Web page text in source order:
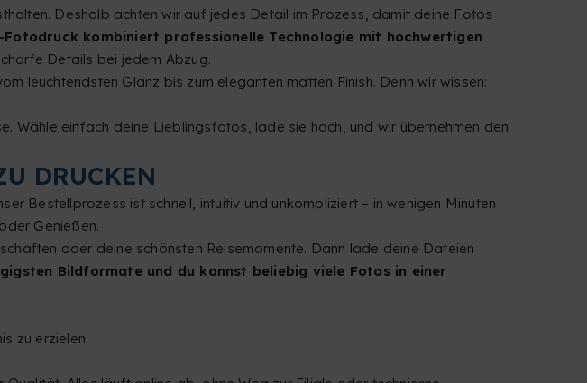
Deshalb achten wir auf jedes Detail im Prozess, damit deine Fotos
Fotodruck kombiniert professionelle Technologie mit hochwertigen
Details bei jedem Abzug.
leuchtendsten Glanz bis zum eleganten matten Finish. Denn wir wissen:
einfach deine Lieblingsfotos, lade sie hoch, und wir übernehmen den
DRUCKEN
Bestellprozess ist schnell, intuitiv und unkompliziert – in wenigen Minuten
Genießen.
oder deine schönsten Reisemomente. Dann lade deine Dateien
Bildformate und du kannst beliebig viele Fotos in einer
zu erzielen.